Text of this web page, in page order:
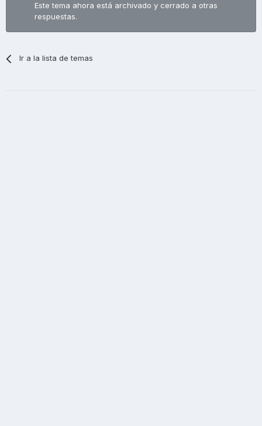
Este tema ahora está archivado y cerrado a otras
respuestas.
Ir a la lista de temas